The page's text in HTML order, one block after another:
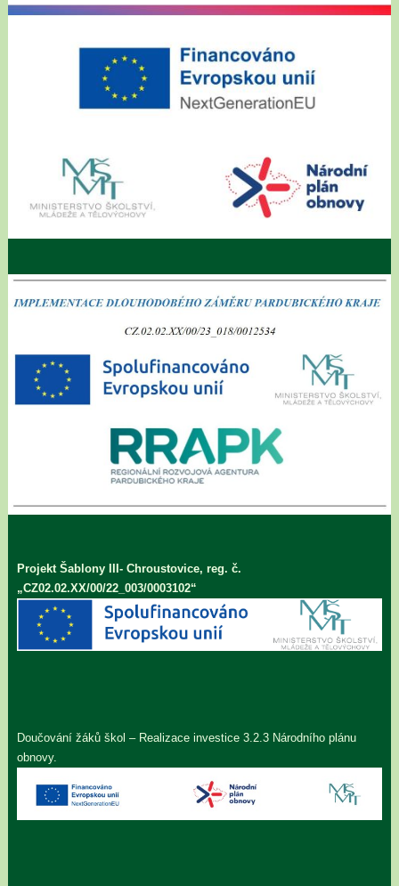
Projekt Šablony III- Chroustovice, reg. č.
„CZ02.02.XX/00/22_003/0003102“
Doučování žáků škol – Realizace investice 3.2.3 Národního plánu
obnovy.